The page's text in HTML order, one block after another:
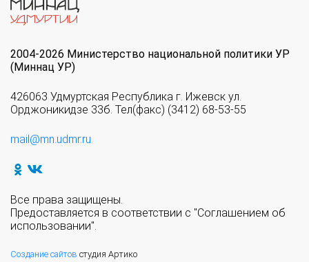
2004-2026 Министерство национальной политики УР
(Миннац УР)
426063 Удмуртская Республика г. Ижевск ул.
Орджоникидзе 33б. Тел(факс) (3412) 68-53-55
mail@mn.udmr.ru
Все права защищены.
Предоставляется в соответствии с "Соглашением об
использовании".
Создание сайтов студия Артико